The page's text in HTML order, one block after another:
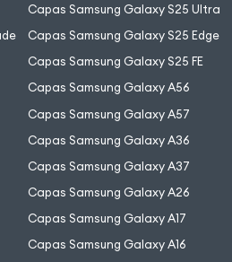
Capas Samsung Galaxy S25 Ultra
Capas Samsung Galaxy S25 Edge
Capas Samsung Galaxy S25 FE
Capas Samsung Galaxy A56
Capas Samsung Galaxy A57
Capas Samsung Galaxy A36
Capas Samsung Galaxy A37
Capas Samsung Galaxy A26
Capas Samsung Galaxy A17
Capas Samsung Galaxy A16